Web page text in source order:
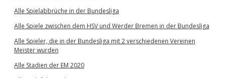
Alle Spielabbrüche in der Bundesliga
Alle Spiele zwischen dem HSV und Werder Bremen in der Bundesliga
Alle Spieler, die in der Bundesliga mit 2 verschiedenen Vereinen
Meister wurden
Alle Stadien der EM 2020